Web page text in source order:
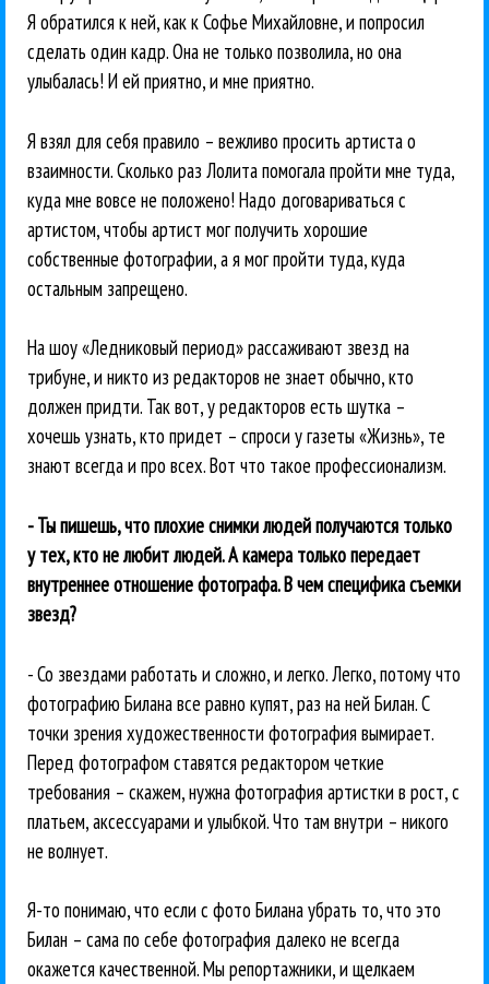
Я обратился к ней, как к Софье Михайловне, и попросил
сделать один кадр. Она не только позволила, но она
улыбалась! И ей приятно, и мне приятно.
Я взял для себя правило – вежливо просить артиста о
взаимности. Сколько раз Лолита помогала пройти мне туда,
куда мне вовсе не положено! Надо договариваться с
артистом, чтобы артист мог получить хорошие
собственные фотографии, а я мог пройти туда, куда
остальным запрещено.
На шоу «Ледниковый период» рассаживают звезд на
трибуне, и никто из редакторов не знает обычно, кто
должен придти. Так вот, у редакторов есть шутка –
хочешь узнать, кто придет – спроси у газеты «Жизнь», те
знают всегда и про всех. Вот что такое профессионализм.
- Ты пишешь, что плохие снимки людей получаются только
у тех, кто не любит людей. А камера только передает
внутреннее отношение фотографа. В чем специфика съемки
звезд?
- Со звездами работать и сложно, и легко. Легко, потому что
фотографию Билана все равно купят, раз на ней Билан. С
точки зрения художественности фотография вымирает.
Перед фотографом ставятся редактором четкие
требования – скажем, нужна фотография артистки в рост, с
платьем, аксессуарами и улыбкой. Что там внутри – никого
не волнует.
Я-то понимаю, что если с фото Билана убрать то, что это
Билан – сама по себе фотография далеко не всегда
окажется качественной. Мы репортажники, и щелкаем